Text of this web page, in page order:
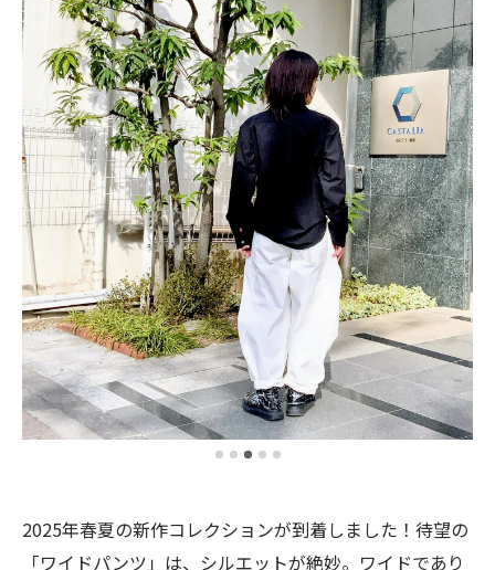
2025年春夏の新作コレクションが到着しました！待望の
「ワイドパンツ」は、シルエットが絶妙。ワイドであり